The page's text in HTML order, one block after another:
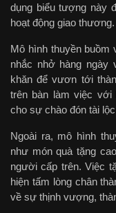
dụng biểu tượng này
hoạt động giao thương.
Mô hình thuyền buồm
nhắc nhở hàng
khăn để vươn tới
trên bàn làm việc với
cho sự chào đón tài
Ngoài ra, mô hình
như món quà tặng
người cấp trên. Việc
hiện tấm lòng chân
về sự thịnh vượng,